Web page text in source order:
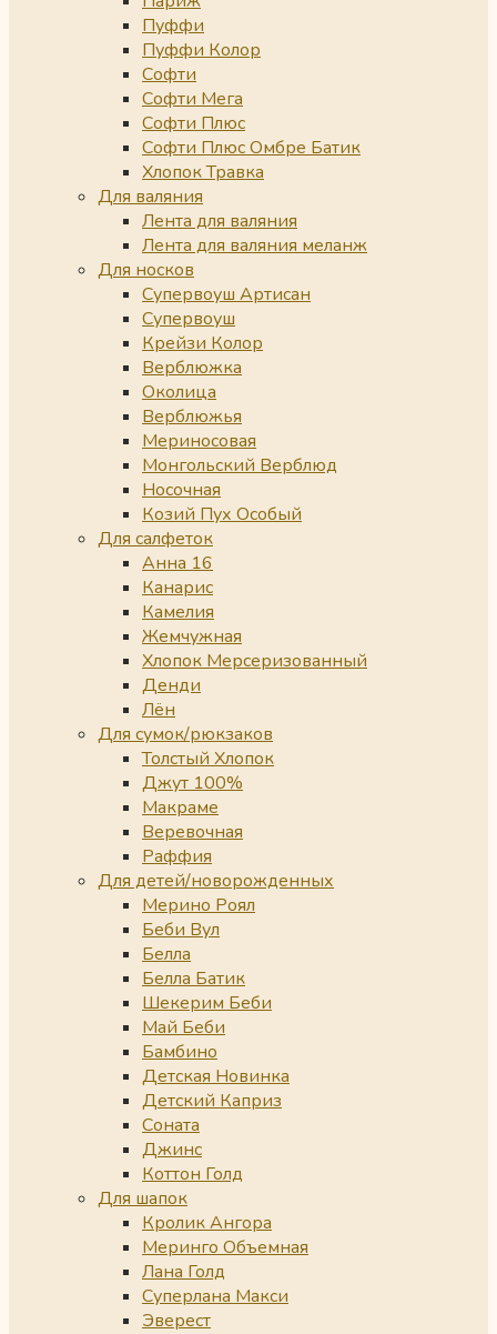
Пуффи
Пуффи Колор
Софти
Софти Мега
Софти Плюс
Софти Плюс Омбре Батик
Хлопок Травка
Для валяния
Лента для валяния
Лента для валяния меланж
Для носков
Супервоуш Артисан
Супервоуш
Крейзи Колор
Верблюжка
Околица
Верблюжья
Мериносовая
Монгольский Верблюд
Носочная
Козий Пух Особый
Для салфеток
Анна 16
Канарис
Камелия
Жемчужная
Хлопок Мерсеризованный
Денди
Лён
Для сумок/рюкзаков
Толстый Хлопок
Джут 100%
Макраме
Веревочная
Раффия
Для детей/новорожденных
Мерино Роял
Беби Вул
Белла
Белла Батик
Шекерим Беби
Май Беби
Бамбино
Детская Новинка
Детский Каприз
Соната
Джинс
Коттон Голд
Для шапок
Кролик Ангора
Меринго Объемная
Лана Голд
Суперлана Макси
Эверест